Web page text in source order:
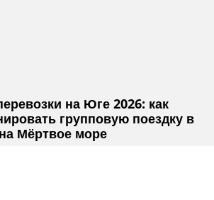
на Юге 2026: как
групповую поездку в
Мёртвое море